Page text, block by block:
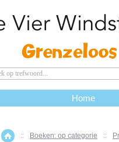
Home
:: Boeken: op categorie ::
Home